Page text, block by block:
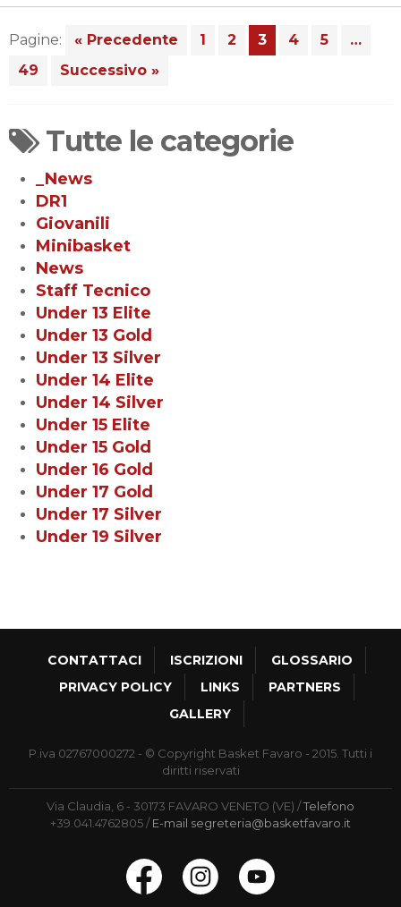
ed…
Pagine: « Precedente 1 2 3 4 5
…
49
Successivo »
Tutte le categorie
_News
DR1
Giovanili
Minibasket
News
Staff Tecnico
Under 13 Elite
Under 13 Gold
Under 13 Silver
Under 14 Elite
Under 14 Silver
Under 15 Elite
Under 15 Gold
Under 16 Gold
Under 17 Gold
Under 17 Silver
Under 19 Silver
CONTATTACI ISCRIZIONI
GLOSSARIO
PRIVACY POLICY
LINKS
PARTNERS
GALLERY
P.iva 02767000272 - © Copyright Basket Favaro - 2015. Tutti i
diritti riservati
Via Claudia, 6 - 30173 FAVARO VENETO (VE)
Telefono
+39.041.4762805
E-mail segreteria@basketfavaro.it